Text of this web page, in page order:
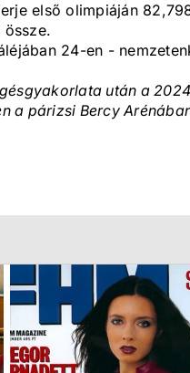
első olimpiáján
24-en -
után a
a párizsi Bercy